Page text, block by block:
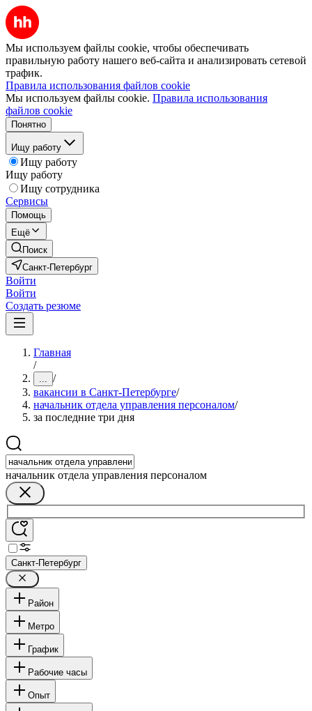
Мы используем файлы cookie, чтобы обеспечивать
правильную работу нашего веб-сайта и анализировать сетевой
трафик.
Правила использования файлов cookie
Мы используем файлы cookie. Правила использования
файлов cookie
Понятно
Ищу работу
Ищу работу
Ищу работу
Ищу сотрудника
Сервисы
Помощь
Ещё
Поиск
Санкт-Петербург
Войти
Войти
Создать резюме
Главная
/
... /
вакансии в Санкт-Петербурге/
начальник отдела управления персоналом/
за последние три дня
начальник отдела управления персоналом
Санкт-Петербург
Район
Метро
График
Рабочие часы
Опыт